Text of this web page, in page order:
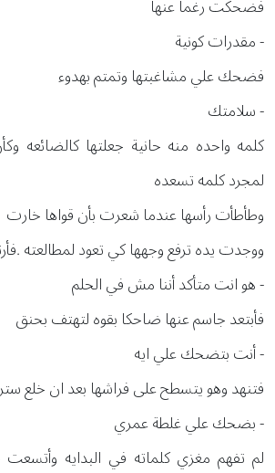
فضحكت رغما عنها
- مقدرات كونية
فضحك علي مشاغبتها وتمتم بهدوء
- سلامتك
كلمه واحده منه حانية جعلتها كالضائعه
لمجرد كلمه تسعده
وطأطأت رأسها عندما شعرت بأن قواها خارت
ووجدت يده ترفع وجهها كي تعود لمطالعته
- هو انت متأكد أننا مش في الحلم
فأبتعد جاسم عنها ضاحكا بقوه لتهتف بحنق
- أنت بتضحك علي ايه
فتنهد وهو يتسطح على فراشها بعد ان خلع
- بضحك علي غلطة عمري
لم تفهم مغزي كلماته في البدايه وأتسعت